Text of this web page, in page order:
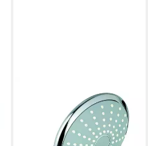
Handbrause Euphoria 110
Mono, Wandhalterset 1
Strahlart - Chrom